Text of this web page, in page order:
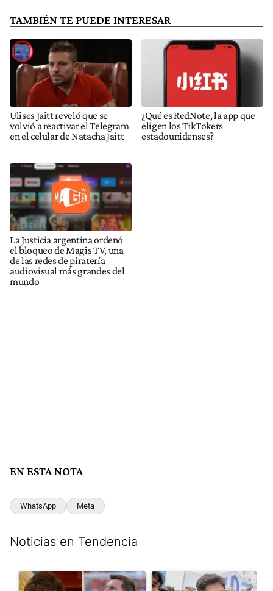
TAMBIÉN TE PUEDE INTERESAR
Ulises Jaitt reveló que se
volvió a reactivar el Telegram
en el celular de Natacha Jaitt
¿Qué es RedNote, la app que
eligen los TikTokers
estadounidenses?
La Justicia argentina ordenó
el bloqueo de Magis TV, una
de las redes de piratería
audiovisual más grandes del
mundo
EN ESTA NOTA
WhatsApp Meta
Noticias en Tendencia
Un artículo de tendencia con el título "Milei despidió a Jorge
Un artículo de tendencia con